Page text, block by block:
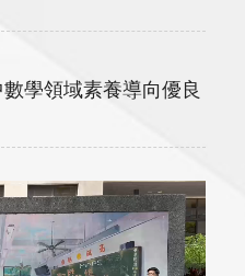
學領域素養導向優良